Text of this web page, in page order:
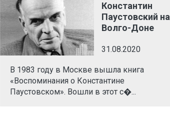
Константин
Паустовский на
Волго-Доне
31.08.2020
В 1983 году в Москве вышла книга
«Воспоминания о Константине
Паустовском». Вошли в этот с�...